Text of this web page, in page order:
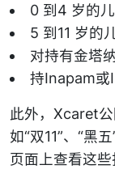
0 到4 岁的
5 到11 岁的
对持有金塔
持Inapam或
此外，Xcaret公
如“双11”、“黑
页面上查看这些